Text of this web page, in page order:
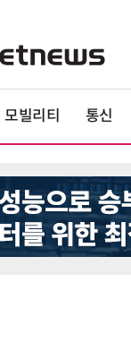
모빌리티 통신